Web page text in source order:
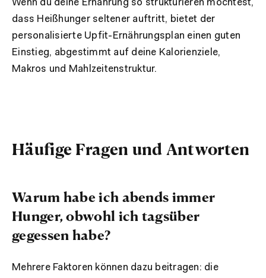
Wenn du deine Ernährung so strukturieren möchtest,
dass Heißhunger seltener auftritt, bietet der
personalisierte Upfit-Ernährungsplan einen guten
Einstieg, abgestimmt auf deine Kalorienziele,
Makros und Mahlzeitenstruktur.
Häufige Fragen und Antworten
Warum habe ich abends immer
Hunger, obwohl ich tagsüber
gegessen habe?
Mehrere Faktoren können dazu beitragen: die